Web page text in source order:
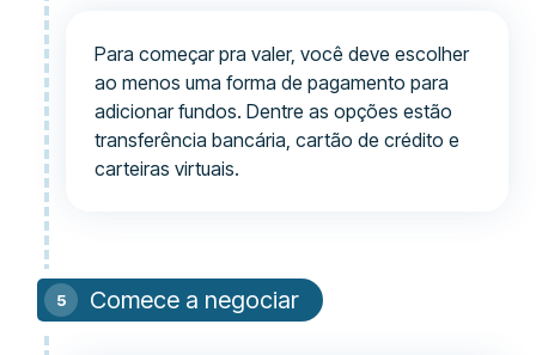
Para começar pra valer, você deve escolher
ao menos uma forma de pagamento para
adicionar fundos. Dentre as opções estão
transferência bancária, cartão de crédito e
carteiras virtuais.
Comece a negociar